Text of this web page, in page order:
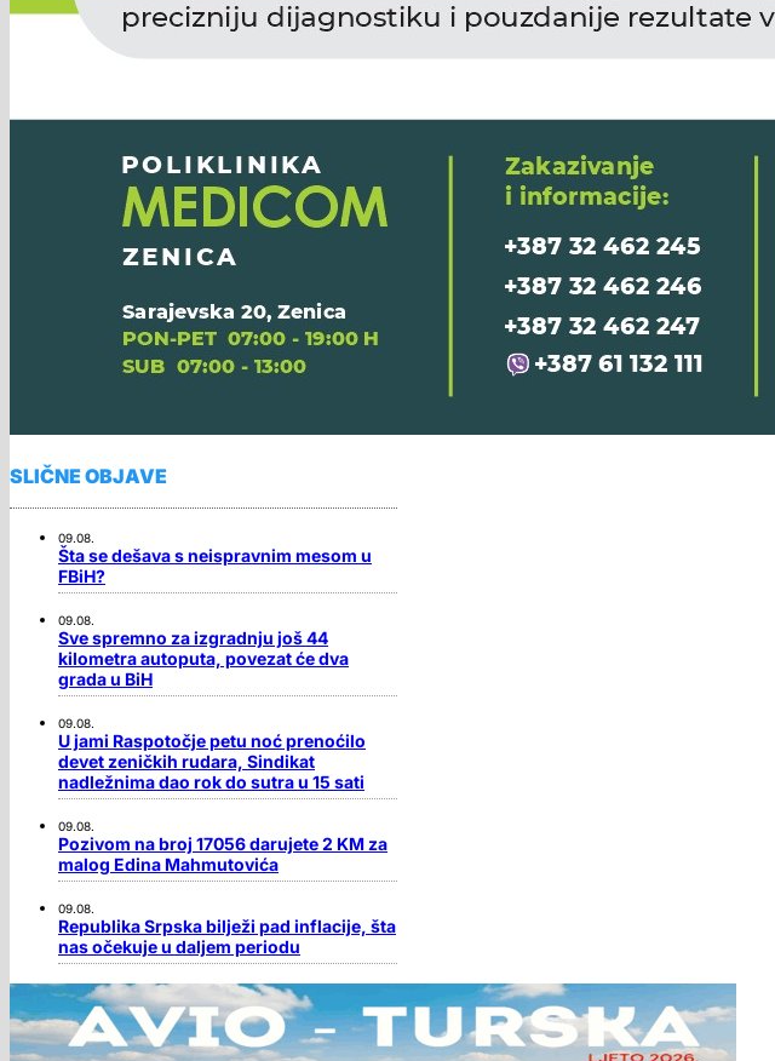
SLIČNE OBJAVE
09.08.
Šta se dešava s neispravnim mesom u
FBiH?
09.08.
Sve spremno za izgradnju još 44
kilometra autoputa, povezat će dva
grada u BiH
09.08.
U jami Raspotočje petu noć prenoćilo
devet zeničkih rudara, Sindikat
nadležnima dao rok do sutra u 15 sati
09.08.
Pozivom na broj 17056 darujete 2 KM za
malog Edina Mahmutovića
09.08.
Republika Srpska bilježi pad inflacije, šta
nas očekuje u daljem periodu